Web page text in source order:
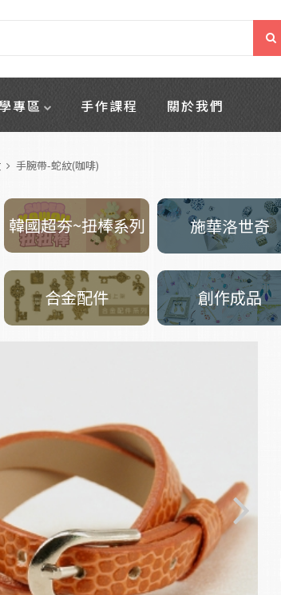
專區 手作課程 關於我們
手腕帶-蛇紋(咖啡)
韓國超夯~扭棒系列 施華洛世奇
合金配件 創作成品